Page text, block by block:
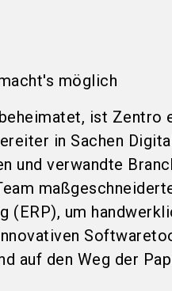
möglich
ist Zentro
in Sachen
und verwandte
(ERP), um
auf den Weg der